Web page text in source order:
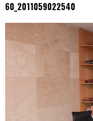
60_2011059022540